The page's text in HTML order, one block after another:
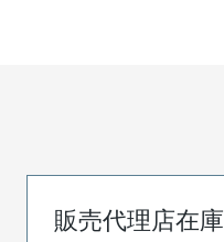
販売代理店在庫